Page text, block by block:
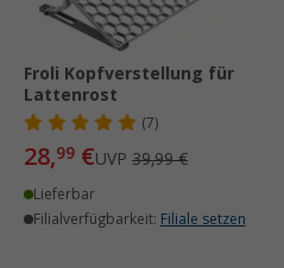
Froli Kopfverstellung für
Lattenrost
(7)
28,99 €UVP 39,99 €
Lieferbar
Filialverfügbarkeit: Filiale setzen